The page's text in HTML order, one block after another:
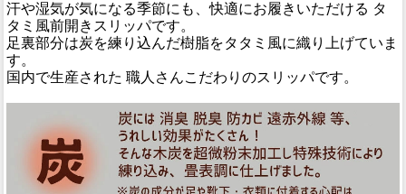
汗や湿気が気になる季節にも、快適にお履きいただける タ
タミ風前開きスリッパです。
足裏部分は炭を練り込んだ樹脂をタタミ風に織り上げていま
す。
国内で生産された 職人さんこだわりのスリッパです。